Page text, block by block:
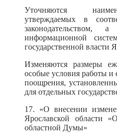
Уточняются
утверждаемых в
законодательством,
информационной
государственной власти
Изменяются размеры
особые условия работы и
поощрения,
для отдельных
17. «О внесении
Ярославской области
областной Думы»